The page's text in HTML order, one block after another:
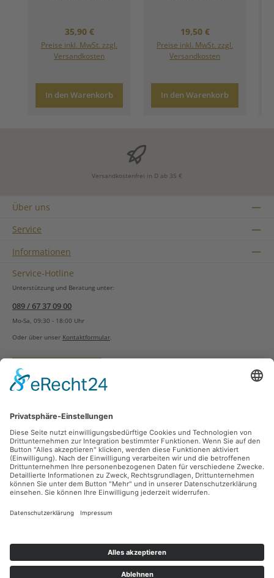
Regulärer Preis:
35,90 €
Preise inkl. MwSt. zzgl.
Versandkosten
In den Warenkorb
Regulärer Preis:
19,50 €
Preise inkl. MwSt. zzgl.
Versandkosten
In den Warenkorb
Versandkostenfrei in D ab 35 €
Über uns
Service
Informationen
Service-Hotline
Unterstützung und Beratung unter:
089 / 67 37 09 00
Mo-Sa, 09:30 - 18:00 Uhr
Oder über unser Kontaktformular.
Vertrag widerrufen
Zahlungsarten
Sicher Einkaufen
Ladengeschäft
Newsletter
Facebook Instagram